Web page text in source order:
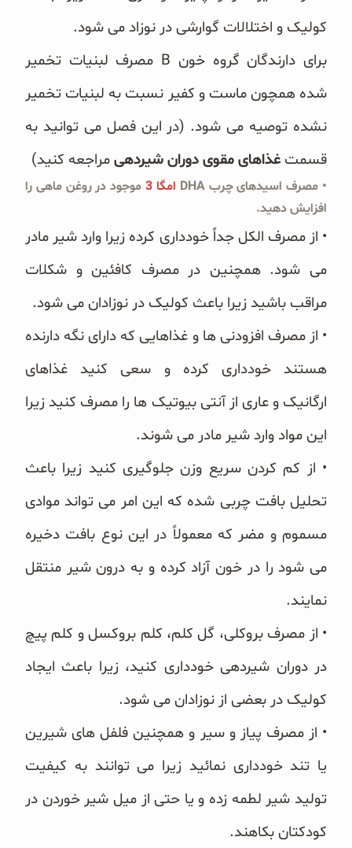
کولیک و اختلالات گوارشی در نوزاد می شود.
برای دارندگان گروه خون B مصرف لبنیات تخمیر
شده همچون ماست و کفیر نسبت به لبنیات تخمیر
نشده توصیه می شود. (در این فصل می توانید به
قسمت غذاهای مقوی دوران شیردهی مراجعه کنید)
• مصرف اسیدهای چرب DHA امگا 3
موجود در روغن ماهی را
افزایش دهید.
• از مصرف الکل جداً خودداری کرده زیرا وارد شیر مادر
می شود. همچنین در مصرف کافئین و شکلات
مراقب باشید زیرا باعث کولیک در نوزادان می شود.
• از مصرف افزودنی ها و غذاهایی که دارای نگه دارنده
هستند خودداری کرده و سعی کنید غذاهای
ارگانیک و عاری از آنتی بیوتیک ها را مصرف کنید زیرا
این مواد وارد شیر مادر می شوند.
• از کم کردن سریع وزن جلوگیری کنید زیرا باعث
تحلیل بافت چربی شده که این امر می تواند موادی
مسموم و مضر که معمولاً در این نوع بافت دخیره
می شود را در خون آزاد کرده و به درون شیر منتقل
نمایند.
• از مصرف بروکلی، گل کلم، کلم بروکسل و کلم پیچ
در دوران شیردهی خودداری کنید، زیرا باعث ایجاد
کولیک در بعضی از نوزادان می شود.
• از مصرف پیاز و سیر و همچنین فلفل های شیرین
یا تند خودداری نمائید زیرا می توانند به کیفیت
تولید شیر لطمه زده و یا حتی از میل شیر خوردن در
کودکتان بکاهند.